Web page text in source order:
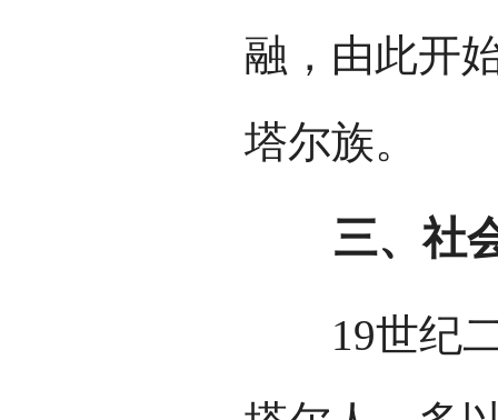
融，由此开
塔尔族。
三、社会
19世纪二